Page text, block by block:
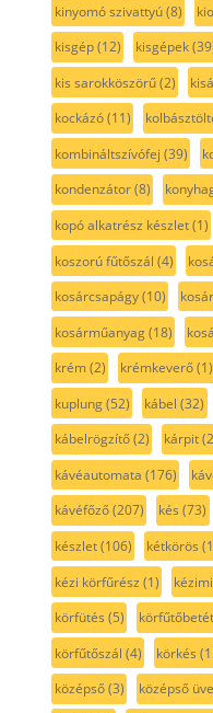
kinyomó szivattyú(8)
kisgép(12) kisgépek
kis sarokköszörű(2)
kockázó(11)
kombináltszívófej (39)
kondenzátor(8)
kopó alkatrész készlet(1)
koszorú fűtőszál (4)
kosárcsapágy(10)
kosárműanyag(18)
krém(2) krémkeverő(1)
kuplung(52) kábel (32)
kábelrögzítő(2) kárpit
kávéautomata (176)
kávéfőző(207) kés (73)
készlet(106) kétkörös
kézi körfűrész (1)
körfütés (5) körfűtőbetét
körfűtőszál (4) körkés
középső(3) középső